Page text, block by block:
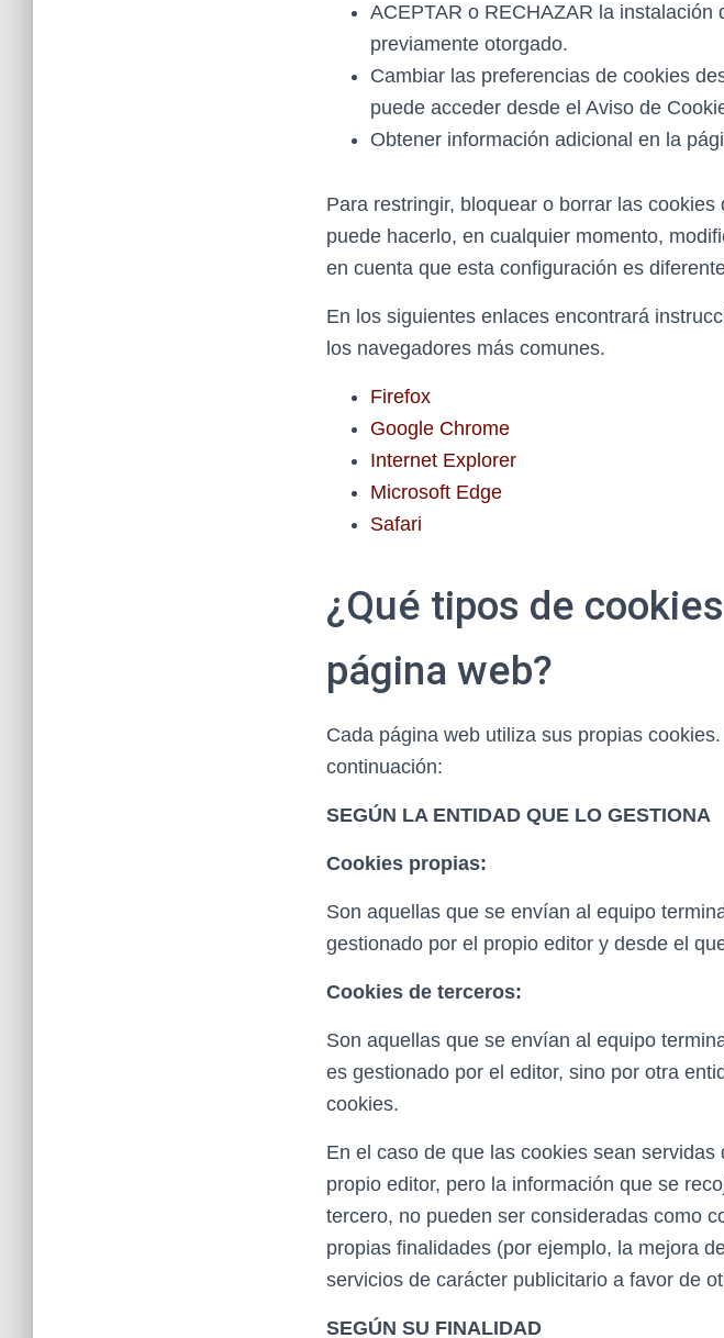
ACEPTAR o RECHAZAR la
previamente otorgado.
Cambiar las preferencias de cookies
puede acceder desde el Aviso de
Obtener información adicional en la
Para restringir, bloquear o borrar las
puede hacerlo, en cualquier momento,
en cuenta que esta configuración es
En los siguientes enlaces encontrará
los navegadores más comunes.
Firefox
Google Chrome
Internet Explorer
Microsoft Edge
Safari
¿Qué tipos de
página web?
Cada página web utiliza sus propias
continuación:
SEGÚN LA ENTIDAD QUE LO GESTIONA
Cookies propias:
Son aquellas que se envían al equipo
gestionado por el propio editor y desde el
Cookies de terceros:
Son aquellas que se envían al equipo
es gestionado por el editor, sino por otra
cookies.
En el caso de que las cookies sean
propio editor, pero la información que se
tercero, no pueden ser consideradas como
propias finalidades (por ejemplo, la mejora
servicios de carácter publicitario a favor de
SEGÚN SU FINALIDAD